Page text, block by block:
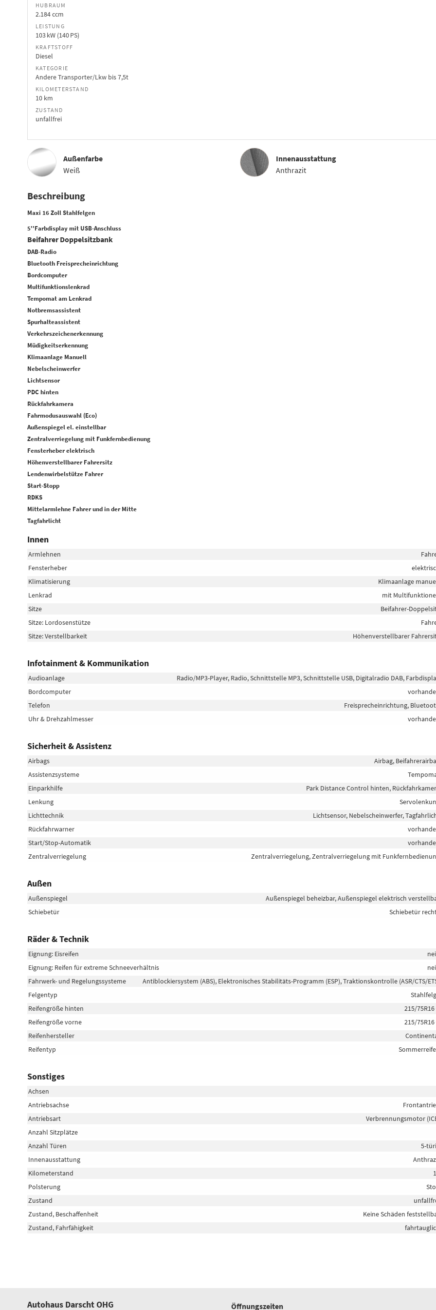
HUBRAUM
2.184 ccm
LEISTUNG
103 kW (140 PS)
KRAFTSTOFF
Diesel
KATEGORIE
Andere Transporter/Lkw bis 7,5t
KILOMETERSTAND
10 km
ZUSTAND
unfallfrei
Außenfarbe
Weiß
InnenausstattungInnenausstattung
Anthrazit
Beschreibung
Maxi 16 Zoll Stahlfelgen
5''Farbdisplay mit USB-Anschluss
Beifahrer Doppelsitzbank
DAB-Radio
Bluetooth Freisprecheinrichtung
Bordcomputer
Multifunktionslenkrad
Tempomat am Lenkrad
Notbremsassistent
Spurhalteassistent
Verkehrszeichenerkennung
Müdigkeitserkennung
Klimaanlage Manuell
Nebelscheinwerfer
Lichtsensor
PDC hinten
Rückfahrkamera
Fahrmodusauswahl (Eco)
Außenspiegel el. einstellbar
Zentralverriegelung mit Funkfernbedienung
Fensterheber elektrisch
Höhenverstellbarer Fahrersitz
Lendenwirbelstütze Fahrer
Start-Stopp
RDKS
Mittelarmlehne Fahrer und in der Mitte
Tagfahrlicht
Innen
Armlehnen
Fensterheber
Klimatisierung
Klimaanlage
Lenkrad
mit
Sitze
Beifahrer-
Sitze: Lordosenstütze
Sitze: Verstellbarkeit
Höhenverstellbarer
Infotainment & Kommunikation
Audioanlage
Radio/MP3-Player, Radio, Schnittstelle MP3, Schnittstelle USB, Digitalradio DAB,
Bordcomputer
Telefon
Freisprecheinrichtung,
Uhr & Drehzahlmesser
Sicherheit & Assistenz
Airbags
Airbag,
Assistenzsysteme
Einparkhilfe
Park Distance Control hinten,
Lenkung
Lichttechnik
Lichtsensor, Nebelscheinwerfer,
Rückfahrwarner
Start/Stop-Automatik
Zentralverriegelung
Zentralverriegelung, Zentralverriegelung mit
Außen
Außenspiegel
Außenspiegel beheizbar, Außenspiegel elektrisch
Schiebetür
Schiebetür
Räder & Technik
Eignung: Eisreifen
Eignung: Reifen für extreme Schneeverhältnis
Fahrwerk- und Regelungssysteme
Antiblockiersystem (ABS), Elektronisches Stabilitäts-Programm (ESP), Traktionskontrolle (ASR/CTS/
Felgentyp
Reifengröße hinten
215/75R16
Reifengröße vorne
215/75R16
Reifenhersteller
Reifentyp
Sonstiges
Achsen
Antriebsachse
Antriebsart
Verbrennungsmotor
Anzahl Sitzplätze
Anzahl Türen
5-
Innenausstattung
Kilometerstand
Polsterung
Zustand
Zustand, Beschaffenheit
Keine Schäden
Zustand, Fahrfähigkeit
Autohaus Darscht OHG Öffnungszeiten